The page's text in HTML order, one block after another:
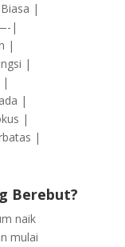
|
|
|
|
|
|
|
|
Berebut?
naik
mulai